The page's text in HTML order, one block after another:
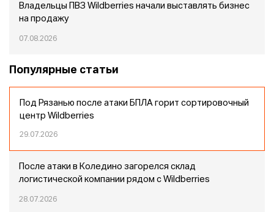
Владельцы ПВЗ Wildberries начали выставлять бизнес
на продажу
07.08.2026
Популярные статьи
Под Рязанью после атаки БПЛА горит сортировочный
центр Wildberries
29.07.2026
После атаки в Коледино загорелся склад
логистической компании рядом с Wildberries
28.07.2026